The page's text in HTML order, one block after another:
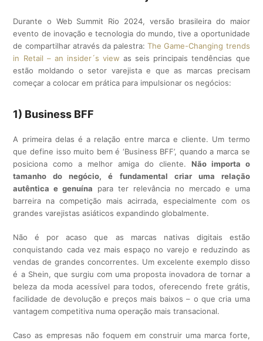
Durante o Web Summit Rio 2024, versão brasileira do maior
evento de inovação e tecnologia do mundo, tive a oportunidade
de compartilhar através da palestra:The Game-Changing trends
in Retail – an insider´s view as seis principais tendências que
estão moldando o setor varejista e que as marcas precisam
começar a colocar em prática para impulsionar os negócios:
1) Business BFF
A primeira delas é a relação entre marca e cliente. Um termo
que define isso muito bem é ‘Business BFF’, quando a marca se
posiciona como a melhor amiga do cliente. Não importa o
tamanho do negócio, é fundamental criar uma relação
autêntica e genuína para ter relevância no mercado e uma
barreira na competição mais acirrada, especialmente com os
grandes varejistas asiáticos expandindo globalmente.
Não é por acaso que as marcas nativas digitais estão
conquistando cada vez mais espaço no varejo e reduzindo as
vendas de grandes concorrentes. Um excelente exemplo disso
é a Shein, que surgiu com uma proposta inovadora de tornar a
beleza da moda acessível para todos, oferecendo frete grátis,
facilidade de devolução e preços mais baixos – o que cria uma
vantagem competitiva numa operação mais transacional.
Caso as empresas não foquem em construir uma marca forte,